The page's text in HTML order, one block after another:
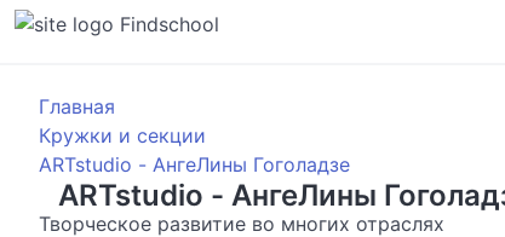
Findschool
Главная
Кружки и секции
ARTstudio - АнгеЛины Гоголадзе
ARTstudio - АнгеЛины
Творческое развитие во многих отраслях